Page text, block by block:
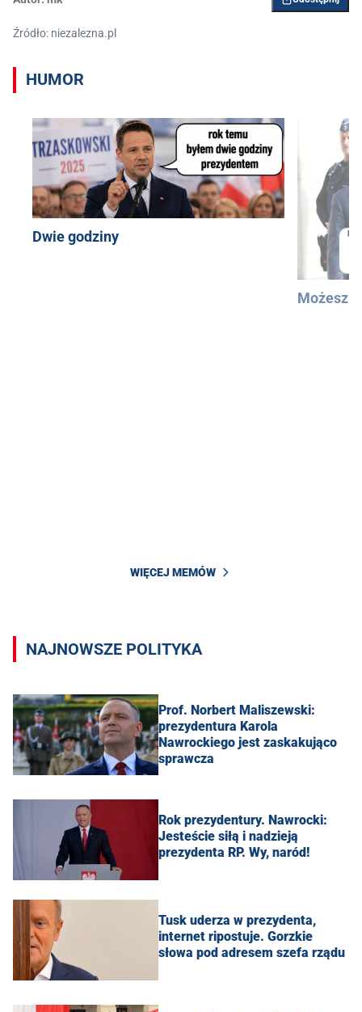
Źródło: niezalezna.pl
HUMOR
Dwie godziny
Możesz
WIĘCEJ MEMÓW
NAJNOWSZE POLITYKA
Prof. Norbert Maliszewski:
prezydentura Karola
Nawrockiego jest zaskakująco
sprawcza
Rok prezydentury. Nawrocki:
Jesteście siłą i nadzieją
prezydenta RP. Wy, naród!
Tusk uderza w prezydenta,
internet ripostuje. Gorzkie
słowa pod adresem szefa rządu